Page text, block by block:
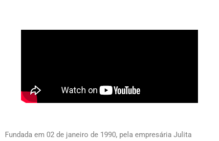
Fundada em 02 de janeiro de 1990, pela empresária Julita